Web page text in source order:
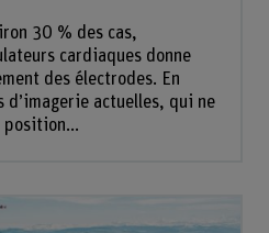
30 % des cas,
cardiaques donne
des électrodes. En
d’imagerie actuelles, qui ne
position...